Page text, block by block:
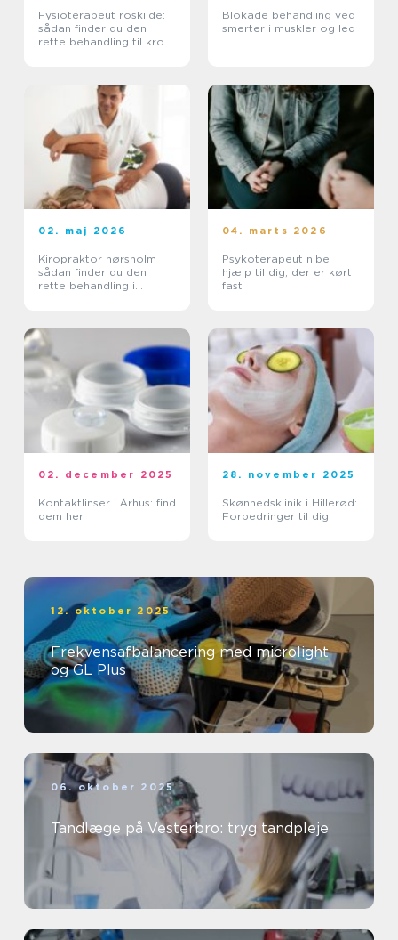
Fysioterapeut roskilde:
sådan finder du den
rette behandling til krop
Blokade behandling ved
smerter i muskler og led
02. maj 2026
Kiropraktor hørsholm
sådan finder du den
rette behandling i
04. marts 2026
Psykoterapeut nibe
hjælp til dig, der er kørt
fast
02. december 2025
Kontaktlinser i Århus: find
dem her
28. november 2025
Skønhedsklinik i Hillerød:
Forbedringer til dig
12. oktober 2025
Frekvensafbalancering med microlight
og GL Plus
06. oktober 2025
Tandlæge på Vesterbro: tryg tandpleje